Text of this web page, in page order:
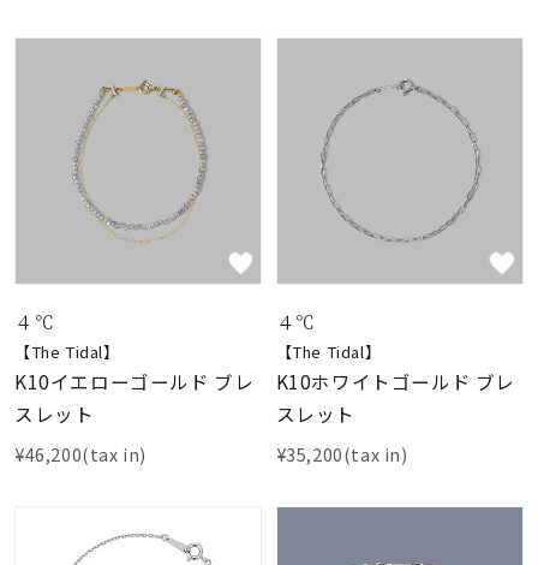
４℃
【The Tidal】
K10イエローゴールド ブレ
スレット
¥46,200(tax in)
４℃
【The Tidal】
K10ホワイトゴールド ブレ
スレット
¥35,200(tax in)